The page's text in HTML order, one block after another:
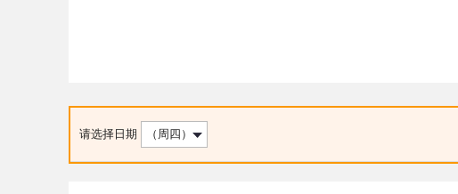
请选择日期 （周四）